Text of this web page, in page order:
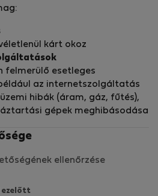
kárt okoz
felmerülő esetleges
az internetszolgáltatás
hibák (áram, gáz, fűtés),
gépek meghibásodása
ellenőrzése
ezelőtt